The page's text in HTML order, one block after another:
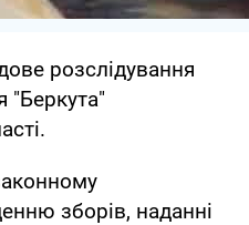
розслідування
"Беркута"
зборів, наданні